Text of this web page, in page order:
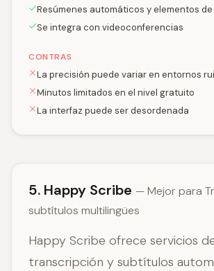
Resúmenes automáticos y elementos
Se integra con videoconferencias
CONTRAS
La precisión puede variar en entornos
Minutos limitados en el nivel gratuito
La interfaz puede ser desordenada
5. Happy Scribe — Mejor para
subtítulos multilingües
Happy Scribe ofrece servicios
transcripción y subtítulos